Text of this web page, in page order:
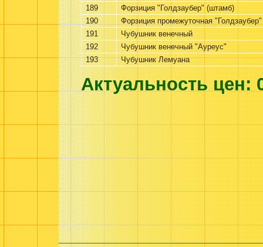
189
Форзиция "Голдзаубер" (штамб)
190
Форзиция промежуточная "Голдзаубер"
191
Чубушник венечный
192
Чубушник венечный "Ауреус"
193
Чубушник Лемуана
Актуальность цен: